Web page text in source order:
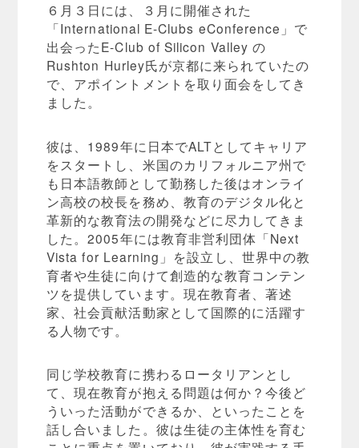
６月３日には、３月に開催された
「International E-Clubs eConference」で
出会ったE-Club of Silicon Valley の
Rushton Hurley氏が京都に来られていたの
で、アポイントメントを取り面会をしてき
ました。
彼は、1989年に日本でALTとしてキャリア
をスタートし、米国のカリフォルニア州で
も日本語教師として勤務した後はオンライ
ン高校の校長を務め、教育のデジタル化と
革新的な教育法の開発などに尽力してきま
した。2005年には教育非営利団体「Next
Vista for Learning」を設立し、世界中の教
育者や生徒に向けて創造的な教育コンテン
ツを提供しています。現在教育者、著述
家、社会貢献活動家として国際的に活躍す
る人物です。
同じ学校教育に携わるロータリアンとし
て、現在教育が抱える問題は何か？今後ど
ういった活動ができるか、といったことを
話し合いました。彼は生徒の主体性を育む